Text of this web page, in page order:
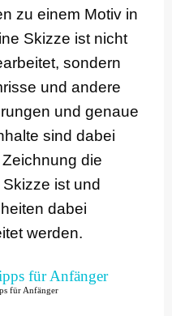
zu einem Motiv in
Skizze ist nicht
sondern
und andere
und genaue
sind dabei
die
ist und
dabei
werden.
für Anfänger